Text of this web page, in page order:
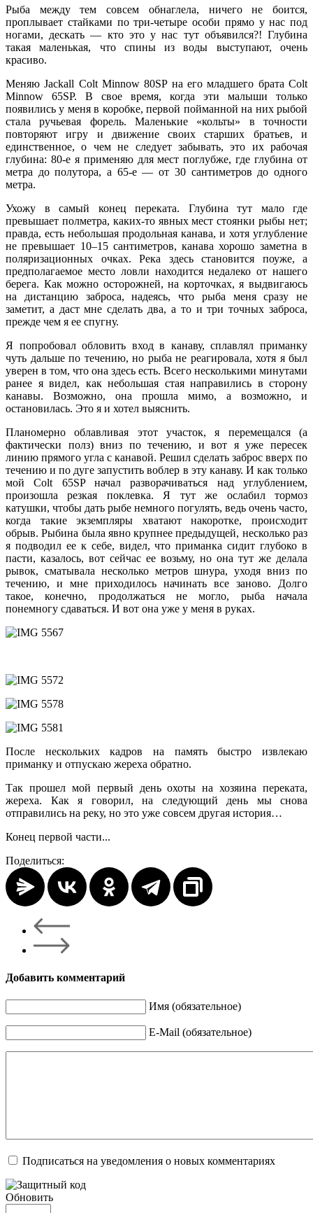
Рыба между тем совсем обнаглела, ничего не боится,
проплывает стайками по три-четыре особи прямо у нас под
ногами, дескать — кто это у нас тут объявился?! Глубина
такая маленькая, что спины из воды выступают, очень
красиво.
Меняю Jackall Colt Minnow 80SP на его младшего брата Colt
Minnow 65SP. В свое время, когда эти малыши только
появились у меня в коробке, первой пойманной на них рыбой
стала ручьевая форель. Маленькие «кольты» в точности
повторяют игру и движение своих старших братьев, и
единственное, о чем не следует забывать, это их рабочая
глубина: 80-е я применяю для мест поглубже, где глубина от
метра до полутора, а 65-е — от 30 сантиметров до одного
метра.
Ухожу в самый конец переката. Глубина тут мало где
превышает полметра, каких-то явных мест стоянки рыбы нет;
правда, есть небольшая продольная канава, и хотя углубление
не превышает 10–15 сантиметров, канава хорошо заметна в
поляризационных очках. Река здесь становится поуже, а
предполагаемое место ловли находится недалеко от нашего
берега. Как можно осторожней, на корточках, я выдвигаюсь
на дистанцию заброса, надеясь, что рыба меня сразу не
заметит, а даст мне сделать два, а то и три точных заброса,
прежде чем я ее спугну.
Я попробовал обловить вход в канаву, сплавлял приманку
чуть дальше по течению, но рыба не реагировала, хотя я был
уверен в том, что она здесь есть. Всего несколькими минутами
ранее я видел, как небольшая стая направились в сторону
канавы. Возможно, она прошла мимо, а возможно, и
остановилась. Это я и хотел выяснить.
Планомерно облавливая этот участок, я перемещался (а
фактически полз) вниз по течению, и вот я уже пересек
линию прямого угла с канавой. Решил сделать заброс вверх по
течению и по дуге запустить воблер в эту канаву. И как только
мой Colt 65SP начал разворачиваться над углублением,
произошла резкая поклевка. Я тут же ослабил тормоз
катушки, чтобы дать рыбе немного погулять, ведь очень часто,
когда такие экземпляры хватают накоротке, происходит
обрыв. Рыбина была явно крупнее предыдущей, несколько раз
я подводил ее к себе, видел, что приманка сидит глубоко в
пасти, казалось, вот сейчас ее возьму, но она тут же делала
рывок, сматывала несколько метров шнура, уходя вниз по
течению, и мне приходилось начинать все заново. Долго
такое, конечно, продолжаться не могло, рыба начала
понемногу сдаваться. И вот она уже у меня в руках.
После нескольких кадров на память быстро извлекаю
приманку и отпускаю жереха обратно.
Так прошел мой первый день охоты на хозяина переката,
жереха. Как я говорил, на следующий день мы снова
отправились на реку, но это уже совсем другая история…
Конец первой части...
Поделиться:
Добавить комментарий
Имя (обязательное)
E-Mail (обязательное)
Подписаться на уведомления о новых комментариях
Обновить